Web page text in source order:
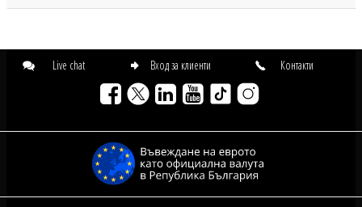
Live chat Вход за клиенти Контакти